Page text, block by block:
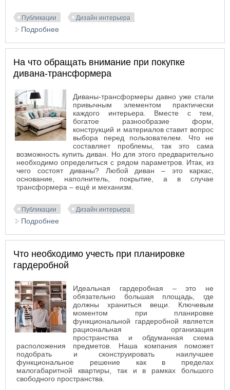
Публикации Дизайн интерьера
Подробнее
На что обращать внимание при покупке
дивана-трансформера
Диваны-трансформеры давно уже стали
привычным элементом практически
каждого интерьера. Вместе с тем,
богатое разнообразие форм,
конструкций и материалов ставит вопрос
выбора перед пользователем. Что не
составляет проблемы, так это сама
возможность купить диван. Но для этого предварительно
необходимо определиться с рядом параметров. Итак, из
чего состоят диваны? Любой диван – это каркас,
основание, наполнитель, покрытие, а в случае
трансформера – ещё и механизм.
Публикации Дизайн интерьера
Подробнее
Что необходимо учесть при планировке
гардеробной
Идеальная гардеробная – это не
обязательно большая площадь, где
должны храниться вещи. Ключевым
моментом при планировке
функциональной гардеробной является
рациональная организация
пространства и обдуманная схема
расположения предметов. Наша компания поможет
подобрать и сконструировать наилучшее
функциональное решение как в пределах
малогабаритной квартиры, так и в рамках большого
свободного пространства.